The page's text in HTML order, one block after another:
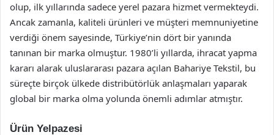
olup, ilk yıllarında sadece yerel pazara hizmet vermekteydi.
Ancak zamanla, kaliteli ürünleri ve müşteri memnuniyetine
verdiği önem sayesinde, Türkiye’nin dört bir yanında
tanınan bir marka olmuştur. 1980’li yıllarda, ihracat yapma
kararı alarak uluslararası pazara açılan Bahariye Tekstil, bu
süreçte birçok ülkede distribütörlük anlaşmaları yaparak
global bir marka olma yolunda önemli adımlar atmıştır.
Ürün Yelpazesi